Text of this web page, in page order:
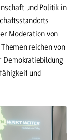
und Politik in
Moderation von
reichen von
Demokratiebildung
und